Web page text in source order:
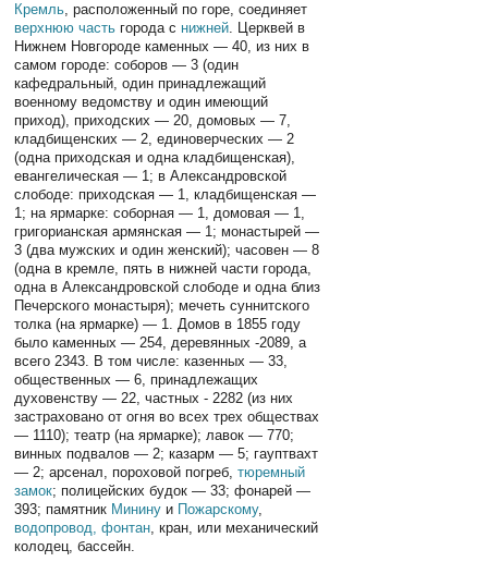
Кремль, расположенный по горе, соединяет
верхнюю часть города с нижней. Церквей в
Нижнем Новгороде каменных — 40, из них в
самом городе: соборов — 3 (один
кафедральный, один принадлежащий
военному ведомству и один имеющий
приход), приходских — 20, домовых — 7,
кладбищенских — 2, единоверческих — 2
(одна приходская и одна кладбищенская),
евангелическая — 1; в Александровской
слободе: приходская — 1, кладбищенская —
1; на ярмарке: соборная — 1, домовая — 1,
григорианская армянская — 1; монастырей —
3 (два мужских и один женский); часовен — 8
(одна в кремле, пять в нижней части города,
одна в Александровской слободе и одна близ
Печерского монастыря); мечеть суннитского
толка (на ярмарке) — 1. Домов в 1855 году
было каменных — 254, деревянных -2089, а
всего 2343. В том числе: казенных — 33,
общественных — 6, принадлежащих
духовенству — 22, частных - 2282 (из них
застраховано от огня во всех трех обществах
— 1110); театр (на ярмарке); лавок — 770;
винных подвалов — 2; казарм — 5; гауптвахт
— 2; арсенал, пороховой погреб,тюремный
замок; полицейских будок — 33; фонарей —
393; памятник Минину и Пожарскому,
водопровод, фонтан, кран, или механический
колодец, бассейн.